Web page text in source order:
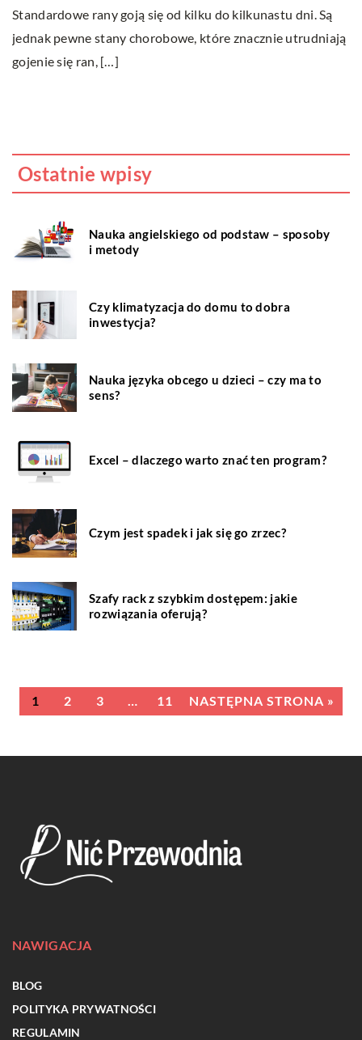
księgowych
Outsourcing znajduje coraz szersze zastosowanie w wielu
Ostatnie wpisy
Nauka angielskiego od podstaw – sposoby
i metody
Czy klimatyzacja do domu to dobra
inwestycja?
Nauka języka obcego u dzieci – czy ma to
sens?
Excel – dlaczego warto znać ten program?
Czym jest spadek i jak się go zrzec?
Szafy rack z szybkim dostępem: jakie
rozwiązania oferują?
1 2 3 … 11 NASTĘPNA STRONA »
NAWIGACJA
BLOG
POLITYKA PRYWATNOŚCI
REGULAMIN